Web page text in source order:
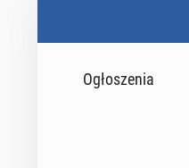
Ogłoszenia